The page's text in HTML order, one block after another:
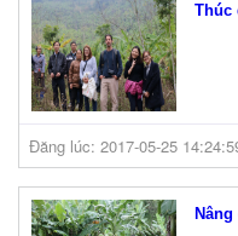
Thúc
Đăng lúc: 2017-05-25